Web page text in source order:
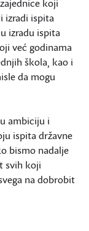
koji
izradi ispita
izradu ispita
već godinama
škola, kao i
da mogu
ambiciju i
ispita državne
bismo nadalje
svih koji
na dobrobit